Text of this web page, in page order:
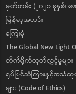
မှတ်တမ်း (၂၀၂၁ ခုနှစ်၊ ဖ
မြန်မာ့အလင်း
ကြေးမုံ
The Global New Light
တိုက်ရိုက်ထုတ်လွှင့်မှုများ
ရုပ်မြင်သံကြားနှင့်အသံ
များ (Code of Ethics)